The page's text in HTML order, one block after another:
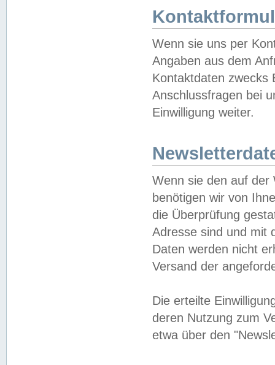
Wenn sie uns per
Angaben aus dem
Kontaktdaten zwecks
Anschlussfragen bei
Einwilligung weiter.
Wenn sie den auf der
benötigen wir von
die Überprüfung
Adresse sind und mit
Daten werden nicht
Versand der
Die erteilte
deren Nutzung zum
etwa über den